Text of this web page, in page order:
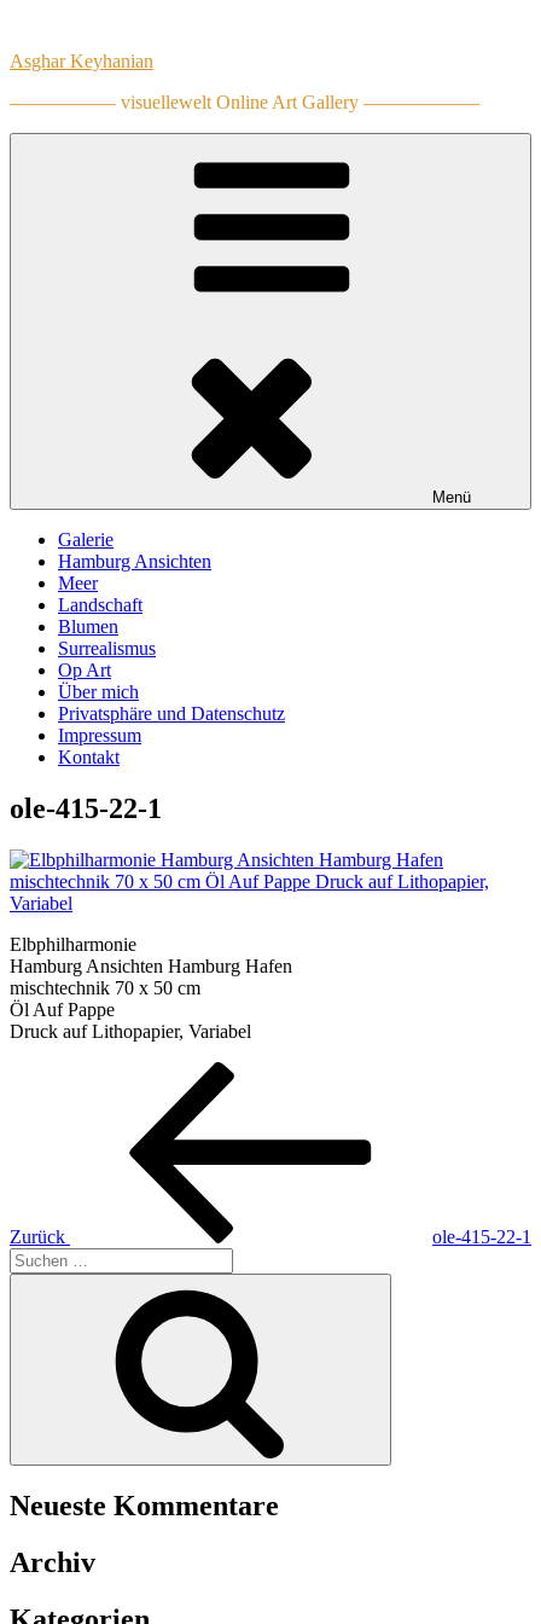
springen
Asghar Keyhanian
—————– visuellewelt Online Art Gallery ——————
Menü
Galerie
Hamburg Ansichten
Meer
Landschaft
Blumen
Surrealismus
Op Art
Über mich
Privatsphäre und Datenschutz
Impressum
Kontakt
ole-415-22-1
Elbphilharmonie
Hamburg Ansichten Hamburg Hafen
mischtechnik 70 x 50 cm
Öl Auf Pappe
Druck auf Lithopapier, Variabel
Beitragsnavigation
Zurück
ole-415-22-1
Suche
nach:
Neueste Kommentare
Archiv